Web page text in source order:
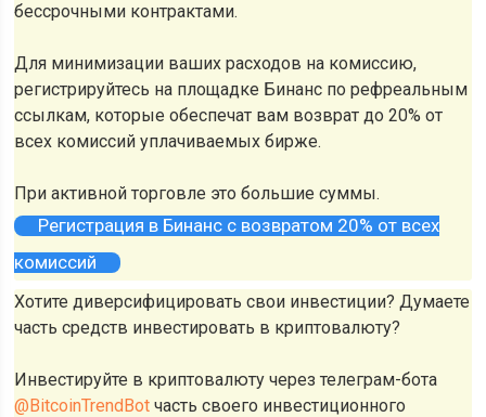
бессрочными контрактами.
Для минимизации ваших расходов на комиссию,
регистрируйтесь на площадке Бинанс по рефреальным
ссылкам, которые обеспечат вам возврат до 20% от
всех комиссий уплачиваемых бирже.
При активной торговле это большие суммы.
Регистрация в Бинанс с возвратом 20% от всех
комиссий
Хотите диверсифицировать свои инвестиции? Думаете
часть средств инвестировать в криптовалюту?
Инвестируйте в криптовалюту через телеграм-бота
@BitcoinTrendBot часть своего инвестиционного